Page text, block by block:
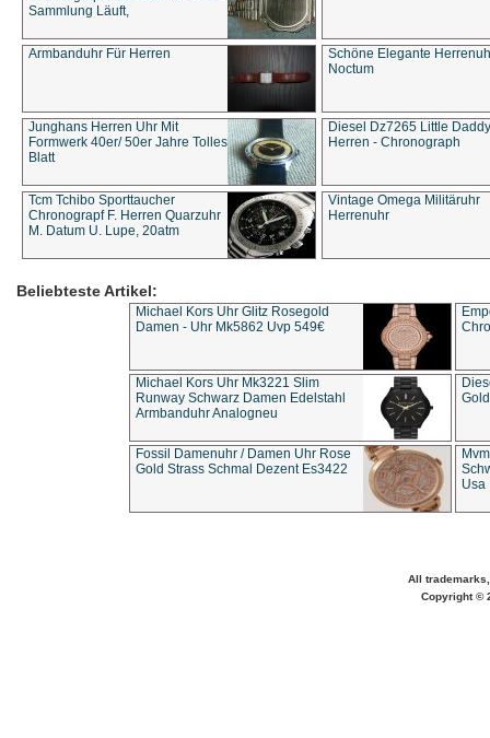
Sammlung Läuft,
Armbanduhr Für Herren
Schöne Elegante
Noctum
Junghans Herren Uhr Mit
Formwerk 40er/ 50er Jahre Tolles
Blatt
Diesel Dz7265 Little Daddy
Herren - Chronograph
Tcm Tchibo Sporttaucher
Chronograpf F. Herren Quarzuhr
M. Datum U. Lupe, 20atm
Vintage Omega Militäruhr
Herrenuhr
Beliebteste Artikel:
Michael Kors Uhr Glitz Rosegold
Damen - Uhr Mk5862 Uvp 549€
Michael Kors Uhr Mk3221 Slim
Runway Schwarz Damen Edelstahl
Armbanduhr Analogneu
Fossil Damenuhr / Damen Uhr Rose
Gold Strass Schmal Dezent Es3422
Usa
All
Copyright ©